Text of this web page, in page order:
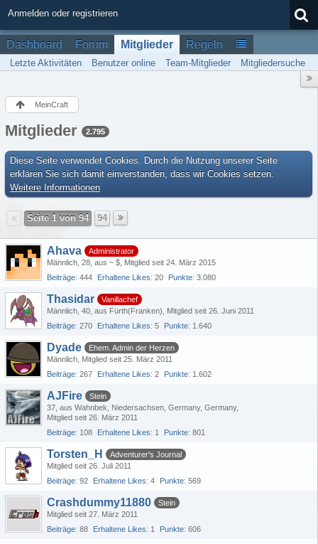
Anmelden oder registrieren
Dashboard Forum Mitglieder Regeln
Letzte Aktivitäten Benutzer online Team-Mitglieder Mitgliedersuche
MeinCraft
Mitglieder 2.795
Diese Seite verwendet Cookies. Durch die Nutzung unserer Seite
erklären Sie sich damit einverstanden, dass wir Cookies setzen.
Weitere Informationen
Seite 1 von 94 94
Ahava
Administrator
Männlich 28 aus ~ $ Mitglied seit 24. März 2015
Beiträge 444 Erhaltene Likes 20 Punkte 3.080
Thasidar
Vanillachef
Männlich 40 aus Fürth(Franken)
Mitglied seit 26. Juni 2011
Beiträge 270 Erhaltene Likes 5 Punkte 1.640
Dyade
Ehem. Admin der Herzen
Männlich Mitglied seit 25. März 2011
Beiträge 267 Erhaltene Likes 2 Punkte 1.602
AJFire
Stein
37 aus Wahnbek, Niedersachsen, Germany, Germany
Mitglied seit 26. März 2011
Beiträge 108 Erhaltene Likes 1 Punkte 801
Torsten_H
Adventurer's Journal
Mitglied seit 26. Juli 2011
Beiträge 92 Erhaltene Likes 4 Punkte 569
Crashdummy11880
Stein
Mitglied seit 27. März 2011
Beiträge 88 Erhaltene Likes 1 Punkte 606